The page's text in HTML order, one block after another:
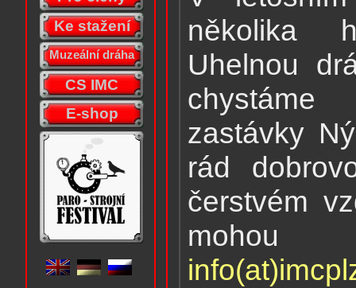
několika
Uhelnou
zastávky
rád
čerstvém
mohou
Ke stažení
Muzeální dráha
CS IMC
E-shop